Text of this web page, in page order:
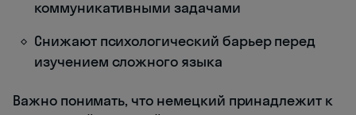
коммуникативными задачами
Снижают психологический барьер перед
изучением сложного языка
Важно понимать, что немецкий принадлежит к